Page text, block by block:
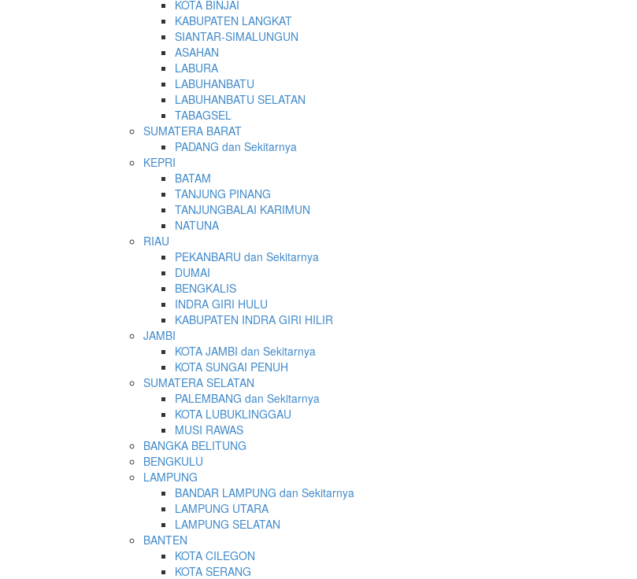
KOTA BINJAI
KABUPATEN LANGKAT
SIANTAR-SIMALUNGUN
ASAHAN
LABURA
LABUHANBATU
LABUHANBATU SELATAN
TABAGSEL
SUMATERA BARAT
PADANG dan Sekitarnya
KEPRI
BATAM
TANJUNG PINANG
TANJUNGBALAI KARIMUN
NATUNA
RIAU
PEKANBARU dan Sekitarnya
DUMAI
BENGKALIS
INDRA GIRI HULU
KABUPATEN INDRA GIRI HILIR
JAMBI
KOTA JAMBI dan Sekitarnya
KOTA SUNGAI PENUH
SUMATERA SELATAN
PALEMBANG dan Sekitarnya
KOTA LUBUKLINGGAU
MUSI RAWAS
BANGKA BELITUNG
BENGKULU
LAMPUNG
BANDAR LAMPUNG dan Sekitarnya
LAMPUNG UTARA
LAMPUNG SELATAN
BANTEN
KOTA CILEGON
KOTA SERANG